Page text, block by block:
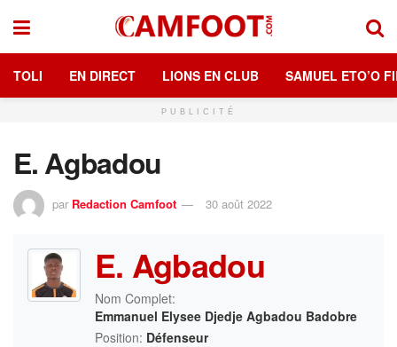
TOLI EN DIRECT LIONS EN CLUB SAMUEL ETO’O
PUBLICITÉ
E. Agbadou
par Redaction Camfoot 30 août 2022
E. Agbadou
Nom Complet:
Emmanuel Elysee Djedje Agbadou Badobre
Position: Défenseur